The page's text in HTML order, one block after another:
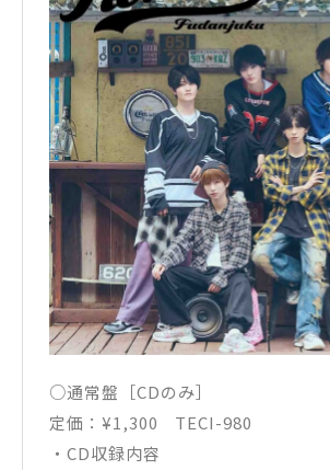
○通常盤［CDのみ］
定価：¥1,300 TECI-980
・CD収録内容